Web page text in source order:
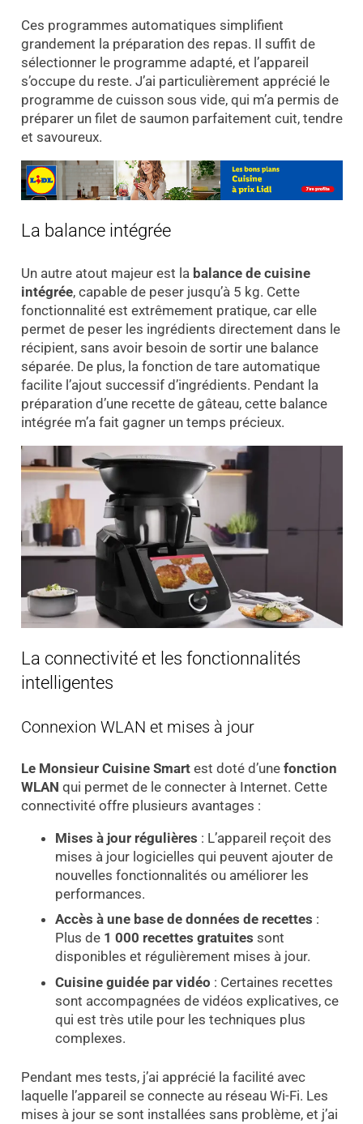
Ces programmes automatiques simplifient
grandement la préparation des repas. Il suffit de
sélectionner le programme adapté, et l’appareil
s’occupe du reste. J’ai particulièrement apprécié le
programme de cuisson sous vide, qui m’a permis de
préparer un filet de saumon parfaitement cuit, tendre
et savoureux.
La balance intégrée
Un autre atout majeur est la balance de cuisine
intégrée, capable de peser jusqu’à 5 kg. Cette
fonctionnalité est extrêmement pratique, car elle
permet de peser les ingrédients directement dans le
récipient, sans avoir besoin de sortir une balance
séparée. De plus, la fonction de tare automatique
facilite l’ajout successif d’ingrédients. Pendant la
préparation d’une recette de gâteau, cette balance
intégrée m’a fait gagner un temps précieux.
La connectivité et les fonctionnalités
intelligentes
Connexion WLAN et mises à jour
Le Monsieur Cuisine Smartest doté d’une fonction
WLAN qui permet de le connecter à Internet. Cette
connectivité offre plusieurs avantages :
Mises à jour régulières : L’appareil reçoit des
mises à jour logicielles qui peuvent ajouter de
nouvelles fonctionnalités ou améliorer les
performances.
Accès à une base de données de recettes :
Plus de 1 000 recettes gratuites sont
disponibles et régulièrement mises à jour.
Cuisine guidée par vidéo : Certaines recettes
sont accompagnées de vidéos explicatives, ce
qui est très utile pour les techniques plus
complexes.
Pendant mes tests, j’ai apprécié la facilité avec
laquelle l’appareil se connecte au réseau Wi-Fi. Les
mises à jour se sont installées sans problème, et j’ai